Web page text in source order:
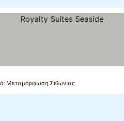
Μεταμόρφωση Σιθωνίας